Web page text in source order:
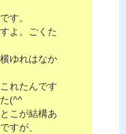
す。
よ。ごくた
ゆれはなか
れたんです
(^^ゞ
こが結構あ
すが、